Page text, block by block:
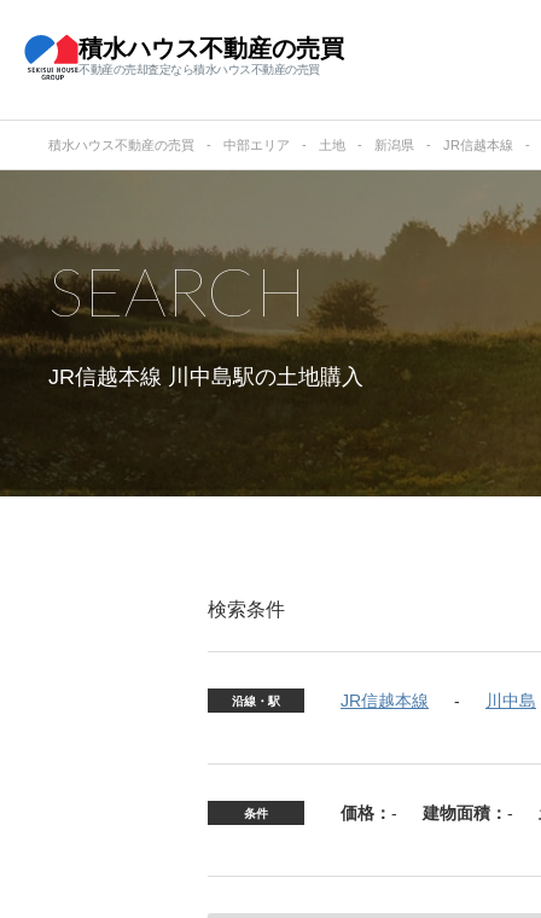
積水ハウス不動産の売買
不動産の売却査定なら積水ハウス不動産の売買
積水ハウス不動産の売買 中部エリア 土地 新潟県 JR信越本線
JR信越本線 川中島駅の土地購入
SEARCH
検索条件
沿線・駅 JR信越本線 川中島
条件 価格： - 建物面積： -